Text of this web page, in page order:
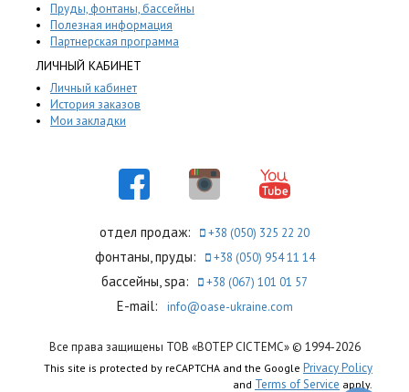
Пруды, фонтаны, бассейны
Полезная информация
Партнерская программа
ЛИЧНЫЙ КАБИНЕТ
Личный кабинет
История заказов
Мои закладки
отдел продаж: +38 (050) 325 22 20
фонтаны, пруды: +38 (050) 954 11 14
бассейны, spa: +38 (067) 101 01 57
E-mail: info@oase-ukraine.com
Все права защищены ТОВ «ВОТЕР СІСТЕМС» © 1994-2026
This site is protected by reCAPTCHA and the Google Privacy Policy
and Terms of Service apply.